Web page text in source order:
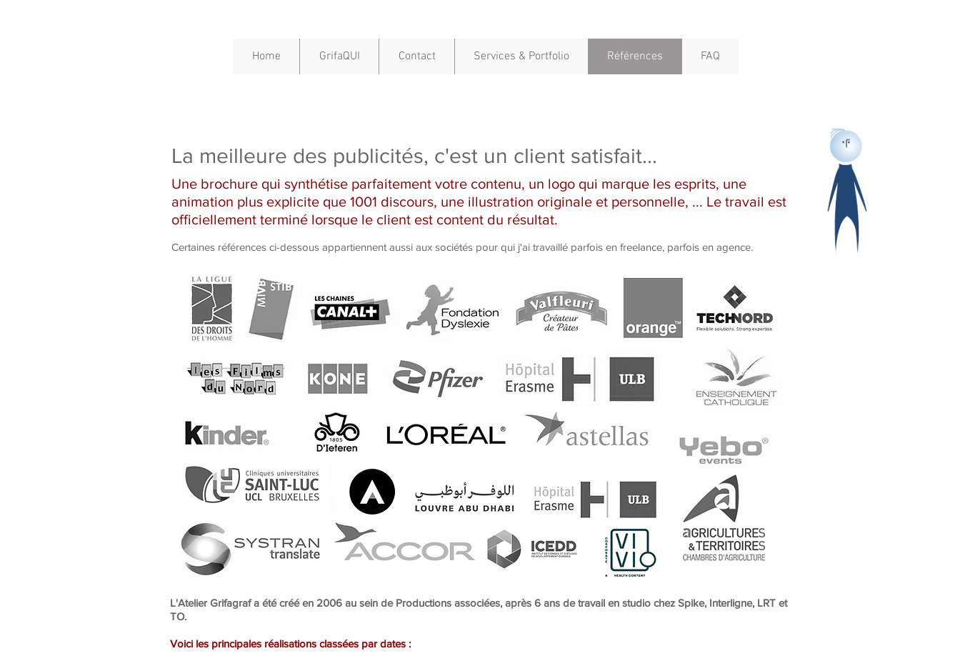
Home GrifaQUI Contact Services & Portfolio Références FAQ
La meilleure des publicités, c'est un client satisfait...
Une brochure qui synthétise parfaitement votre contenu, un logo qui marque les esprits, une
animation plus explicite que 1001 discours, une illustration originale et personnelle, ... Le travail est
officiellement terminé lorsque le client est content du résultat.
Certaines références ci-dessous appartiennent aussi aux sociétés pour qui j'ai travaillé parfois en freelance, parfois en agence.
L'Atelier Grifagraf a été créé en 2006 au sein de Productions associées, après 6 ans de travail en studio chez Spike, Interligne, LRT et
TO.
Voici les principales réalisations classées par dates :